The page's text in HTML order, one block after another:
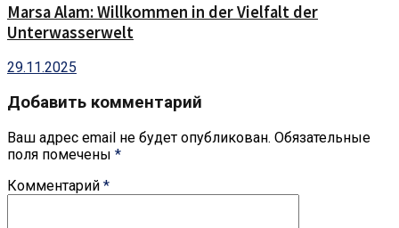
Marsa Alam: Willkommen in der Vielfalt der
Unterwasserwelt
29.11.2025
Добавить комментарий
Ваш адрес email не будет опубликован. Обязательные
поля помечены *
Комментарий *